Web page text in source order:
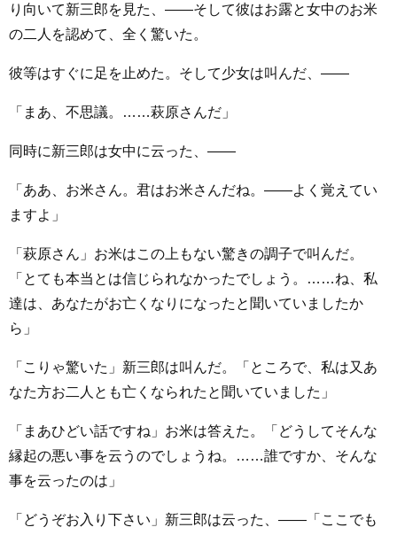
り向いて新三郎を見た、――そして彼はお露と女中のお米
の二人を認めて、全く驚いた。
彼等はすぐに足を止めた。そして少女は叫んだ、――
「まあ、不思議。……萩原さんだ」
同時に新三郎は女中に云った、――
「ああ、お米さん。君はお米さんだね。――よく覚えてい
ますよ」
「萩原さん」お米はこの上もない驚きの調子で叫んだ。
「とても本当とは信じられなかったでしょう。……ね、私
達は、あなたがお亡くなりになったと聞いていましたか
ら」
「こりゃ驚いた」新三郎は叫んだ。「ところで、私は又あ
なた方お二人とも亡くなられたと聞いていました」
「まあひどい話ですね」お米は答えた。「どうしてそんな
縁起の悪い事を云うのでしょうね。……誰ですか、そんな
事を云ったのは」
「どうぞお入り下さい」新三郎は云った、――「ここでも